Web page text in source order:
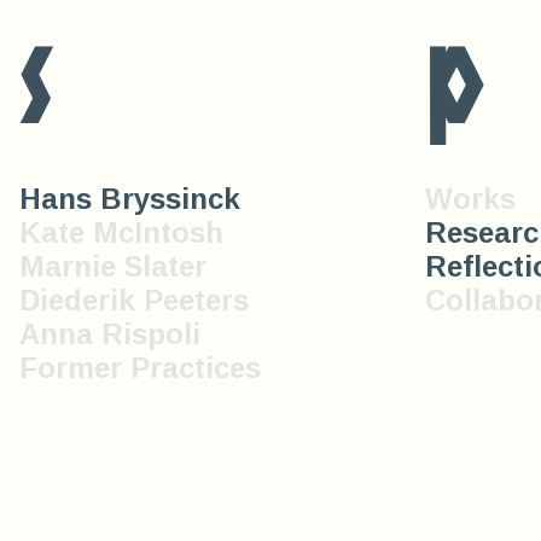
s p
Hans Bryssinck
Kate McIntosh
Marnie Slater
Diederik Peeters
Anna Rispoli
Former Practices
Works